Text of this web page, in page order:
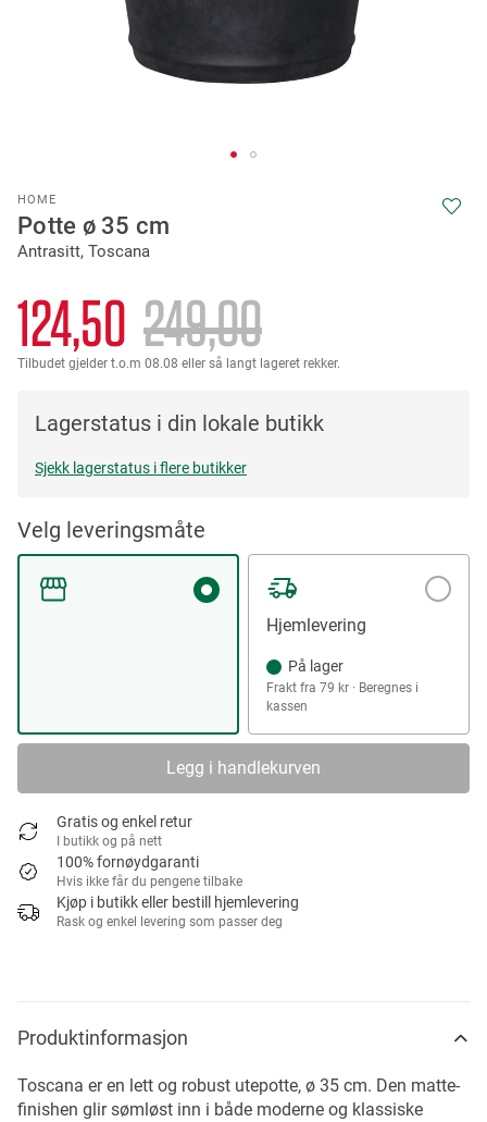
HOME
Potte ø 35 cm
Antrasitt, Toscana
124,50 249,00
Tilbudet gjelder t.o.m 08.08 eller så langt lageret rekker.
Lagerstatus i din lokale butikk
Sjekk lagerstatus i flere butikker
Velg leveringsmåte
Hjemlevering
På lager
Frakt fra 79 kr · Beregnes i
kassen
Legg i handlekurven
Gratis og enkel retur
I butikk og på nett
100% fornøydgaranti
Hvis ikke får du pengene tilbake
Kjøp i butikk eller bestill hjemlevering
Rask og enkel levering som passer deg
to
the
beginning
the
images
gallery
Produktinformasjon
Toscana er en lett og robust utepotte, ø 35 cm. Den matte-
finishen glir sømløst inn i både moderne og klassiske